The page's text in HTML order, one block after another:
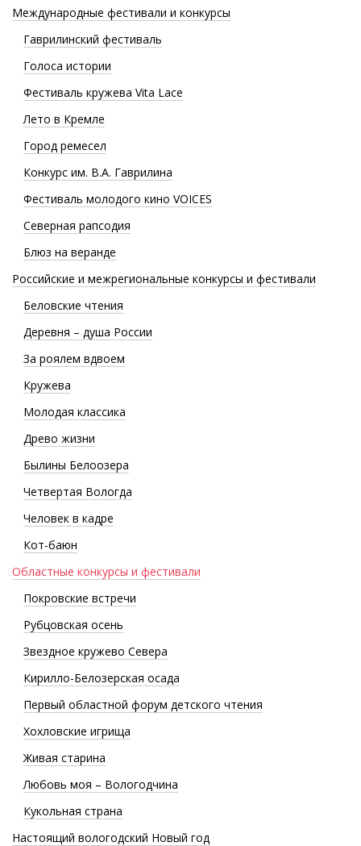
Международные фестивали и конкурсы
Гаврилинский фестиваль
Голоса истории
Фестиваль кружева Vita Lace
Лето в Кремле
Город ремесел
Конкурс им. В.А. Гаврилина
Фестиваль молодого кино VOICES
Северная рапсодия
Блюз на веранде
Российские и межрегиональные конкурсы и фестивали
Беловские чтения
Деревня – душа России
За роялем вдвоем
Кружева
Молодая классика
Древо жизни
Былины Белоозера
Четвертая Вологда
Человек в кадре
Кот-баюн
Областные конкурсы и фестивали
Покровские встречи
Рубцовская осень
Звездное кружево Севера
Кирилло-Белозерская осада
Первый областной форум детского чтения
Хохловские игрища
Живая старина
Любовь моя – Вологодчина
Кукольная страна
Настоящий вологодский Новый год